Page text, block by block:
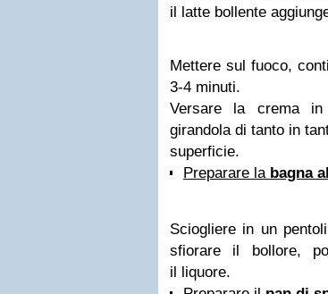
il latte bollente
Mettere sul fuoco,
3-4 minuti.
Versare la crema
girandola di tanto in
superficie.
Preparare la bagna
Sciogliere in un
sfiorare il bollore,
il liquore.